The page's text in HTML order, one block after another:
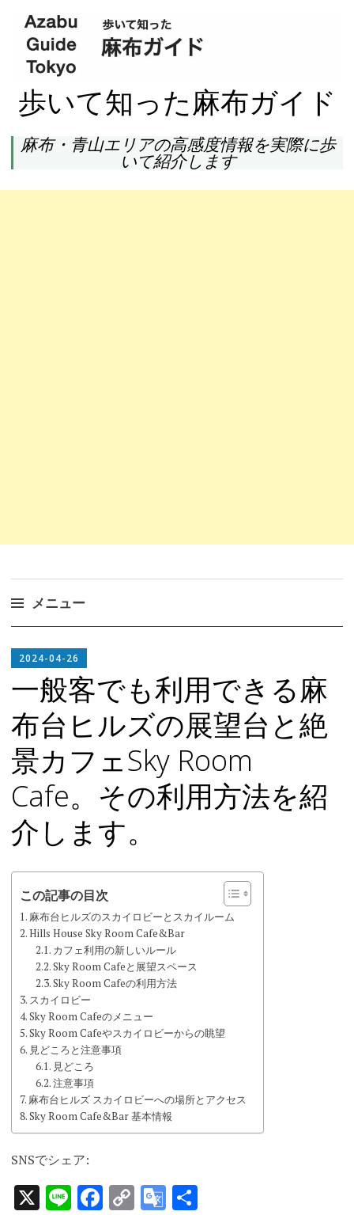
歩いて知った麻布ガイド
麻布・青山エリアの高感度情報を実際に歩
いて紹介します
メニュー
ン
ツ
へ
ス
キ
ッ
プ
2024-04-26
一般客でも利用できる麻
布台ヒルズの展望台と絶
景カフェSky Room
Cafe。その利用方法を紹
介します。
この記事の目次
麻布台ヒルズのスカイロビーとスカイルーム
Hills House Sky Room Cafe&Bar
カフェ利用の新しいルール
Sky Room Cafeと展望スペース
Sky Room Cafeの利用方法
スカイロビー
Sky Room Cafeのメニュー
Sky Room Cafeやスカイロビーからの眺望
見どころと注意事項
見どころ
注意事項
麻布台ヒルズ スカイロビーへの場所とアクセス
Sky Room Cafe&Bar 基本情報
SNSでシェア:
X LineFacebook
CopyGoogle
共